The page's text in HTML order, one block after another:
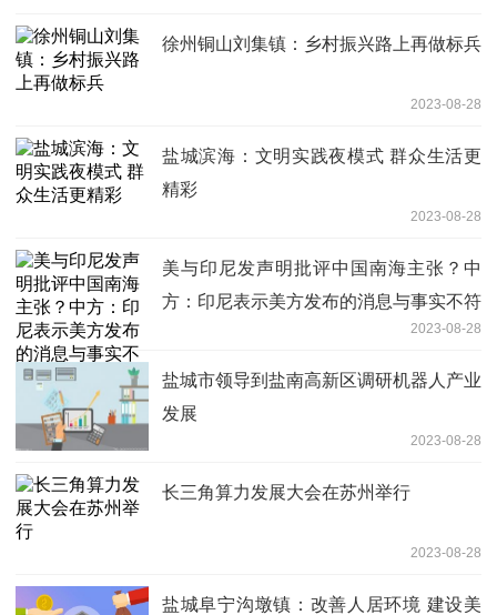
徐州铜山刘集镇：乡村振兴路上再做标兵
2023-08-28
盐城滨海：文明实践夜模式 群众生活更
精彩
2023-08-28
美与印尼发声明批评中国南海主张？中
方：印尼表示美方发布的消息与事实不符
2023-08-28
盐城市领导到盐南高新区调研机器人产业
发展
2023-08-28
长三角算力发展大会在苏州举行
2023-08-28
盐城阜宁沟墩镇：改善人居环境 建设美